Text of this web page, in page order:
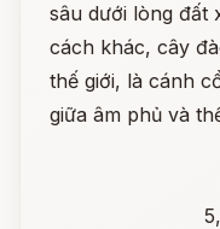
sâu dưới lòng đất
cách khác, cây
thế giới, là cánh
giữa âm phủ và